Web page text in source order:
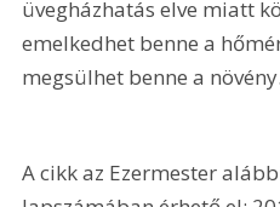
üvegházhatás elve miatt
emelkedhet benne a
megsülhet benne a növény.
A cikk az Ezermester